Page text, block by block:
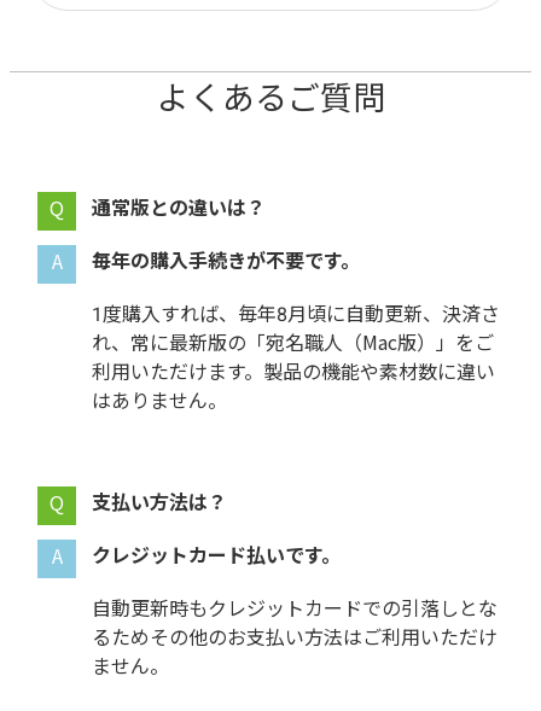
よくあるご質問
通常版との違いは？
毎年の購入手続きが不要です。
1度購入すれば、毎年
に自動更新、決済さ
れ、常に最新版の「
」をご
利用いただけます。製品の機能や素材数に違い
はありません。
支払い方法は？
クレジットカード払いです。
自動更新時もクレジットカードでの引落しとな
るためその他のお支払い方法はご利用いただけ
ません。